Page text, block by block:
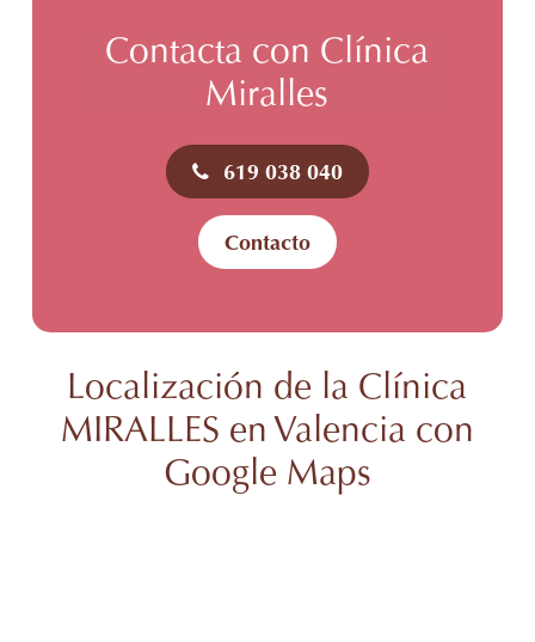
Contacta con Clínica
Miralles
619 038 040
Contacto
Localización de la Clínica
MIRALLES en Valencia con
Google Maps